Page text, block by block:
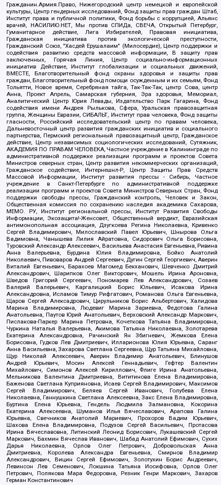
Гражданин.Армия.Право, Нижегородский центр немецкой и европейской
культуры, Центр гендерных исследований, Фонд защиты прав граждан Штаб,
Институт права и публичной политики, Фонд борьбы с коррупцией, Альянс
врачей, НАСИЛИЮ.НЕТ, Мы против СПИДа, СВЕЧА, Открытый Петербург,
Гуманитарное действие, Лига Избирателей, Правовая инициатива,
Гражданская инициатива против экологической преступности,
Гражданский Союз, "Хасдей Ерушалаим" (Милосердие), Центр поддержки и
содействия развитию средств массовой информации, В защиту прав
заключенных, Горячая Линия, Центр социально-информационных
инициатив Действие, Институт глобализации и социальных движений,
ВМЕСТЕ, Благотворительный фонд охраны здоровья и защиты прав
граждан, Благотворительный фонд помощи осужденным и их семьям, Фонд
Тольятти, Новое время, Серебряная тайга, Так-Так-Так, центр Сова, центр
Анна, Проект Апрель, Самарская губерния, Эра здоровья, Мемориал,
Аналитический Центр Юрия Левады, Издательство Парк Гагарина, Фонд
содействия имени Андрея Рылькова, Сфера, Уральская правозащитная
группа, Женщины Евразии, СИБАЛЬТ, Институт прав человека, Фонд защиты
гласности, Российский исследовательский центр по правам человека,
Дальневосточный центр развития гражданских инициатив и социального
партнерства, Пермский региональный правозащитный центр, Гражданское
действие, Центр независимых социологических исследований, Сутяжник,
АКАДЕМИЯ ПО ПРАВАМ ЧЕЛОВЕКА, Частное учреждение в Калининграде по
административной поддержке реализации программ и проектов Совета
Министров северных стран, Центр развития некоммерческих организаций,
Гражданское содействие, Интернешнл-Р, Центр Защиты Прав Средств
Массовой Информации, Институт развития прессы - Сибирь, Частное
учреждение в Санкт-Петербурге по административной поддержке
реализации программ и проектов Совета Министров Северных Стран, Фонд
поддержки свободы прессы, Гражданский контроль, Человек и Закон,
Общественная комиссия по сохранению наследия академика Сахарова,
МЕМО. РУ, Институт региональной прессы, Институт Развития Свободы
Информации, Экозащита!-Женсовет, Общественный вердикт, Евразийская
антимонопольная ассоциация, Дзугкоева Регина Николаевна, Кривенко
Сергей Владимирович, Милославский Павел Юрьевич, Шнырова Ольга
Вадимовна, Чанышева Лилия Айратовна, Сидорович Ольга Борисовна,
Туровский Александр Алексеевич, Васильева Анастасия Евгеньевна, Ривина
Анна Валерьевна, Бурдина Юлия Владимировна, Бойко Анатолий
Николаевич, Пивоваров Андрей Сергеевич, Дугин Сергей Георгиевич, Аверин
Виталий Евгеньевич, Барахоев Магомед Бекханович, Шевченко Дмитрий
Александрович, Шарипков Олег Викторович, Мошель Ирина Ароновна,
Шведов Григорий Сергеевич, Пономарев Лев Александрович, Созаев
Валерий Валерьевич, Каргалицкий Борис Юльевич, Исакова Ирина
Александровна, Исламов Тимур Рифгатович, Романова Ольга Евгеньевна,
Щаров Сергей Алексадрович, Цирульников Борис Альбертович, Халидова
Марина Владимировна, Людевиг Марина Зариевна, Федотова Галина
Анатольевна, Паутов Юрий Анатольевич, Верховский Александр Маркович,
Пислакова-Паркер Марина Петровна, Кочеткова Татьяна Владимировна,
Чуркина Наталья Валерьевна, Акимова Татьяна Николаевна, Золотарева
Екатерина Александровна, Рачинский Ян Збигневич, Жемкова Елена
Борисовна, Гудков Лев Дмитриевич, Илларионова Юлия Юрьевна, Саранг
Анна Васильевна, Захарова Светлана Сергеевна, Щур Татьяна Михайловна,
Щур Николай Алексеевич, Аверин Владимир Анатольевич, Блинушов
Андрей Юрьевич, Мосин Алексей Геннадьевич, Гефтер Валентин
Михайлович, Симонов Алексей Кириллович, Флиге Ирина Анатольевна,
Мельникова Валентина Дмитриевна, Вититинова Елена Владимировна,
Баженова Светлана Куприяновна, Исаев Сергей Владимирович, Максимов
Сергей Владимирович, Беляев Сергей Иванович, Голубева Елена
Николаевна, Ганнушкина Светлана Алексеевна, Закс Елена Владимировна,
Буртина Елена Юрьевна, Гендель Людмила Залмановна, Кокорина
Екатерина Алексеевна, Шуманов Илья Вячеславович, Арапова Галина
Юрьевна, Свечников Анатолий Мариевич, Прохоров Вадим Юрьевич,
Шахова Елена Владимировна, Подузов Сергей Васильевич, Протасова
Ирина Вячеславовна, Литинский Леонид Борисович, Лукашевский Сергей
Маркович, Бахмин Вячеслав Иванович, Шабад Анатолий Ефимович, Сухих
Дарья Николаевна, Орлов Олег Петрович, Добровольская Анна
Дмитриевна, Королева Александра Евгеньевна, Смирнов Владимир
Александрович, Вицин Сергей Ефимович, Золотухин Борис Андреевич,
Левинсон Лев Семенович, Локшина Татьяна Иосифовна, Орлов Олег
Петрович, Полякова Мара Федоровна, Резник Генри Маркович, Захаров
Герман Константинович